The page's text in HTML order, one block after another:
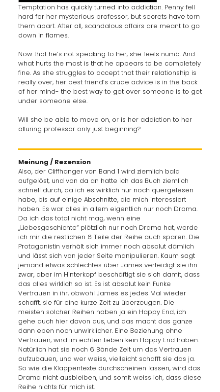
Temptation has quickly turned into addiction. Penny fell
hard for her mysterious professor, but secrets have torn
them apart. After all, scandalous affairs are meant to go
down in flames.
Now that he’s not speaking to her, she feels numb. And
what hurts the most is that he appears to be completely
fine. As she struggles to accept that their relationship is
really over, her best friend’s crude advice is in the back
of her mind- the best way to get over someone is to get
under someone else.
Will she be able to move on, or is her addiction to her
alluring professor only just beginning?
Meinung / Rezension
Also, der Cliffhanger von Band 1 wird ziemlich bald
aufgelöst, und von da an hatte ich das Buch ziemlich
schnell durch, da ich es wirklich nur noch quergelesen
habe, bis auf einige Abschnitte, die mich interessiert
haben. Es war alles in allem eigentlich nur noch Drama.
Da ich das total nicht mag, wenn eine
„Liebesgeschichte“ plötzlich nur noch Drama hat, werde
ich mir die restlichen 6 Teile der Reihe auch sparen. Die
Protagonistin verhält sich immer noch absolut dämlich
und lässt sich von jeder Seite manipulieren. Kaum sagt
jemand etwas schlechtes über James verteidigt sie ihn
zwar, aber im Hinterkopf beschäftigt sie sich damit, dass
das alles wirklich so ist. Es ist absolut kein Funke
Vertrauen in ihr, obwohl James es jedes Mal wieder
schafft, sie für eine kurze Zeit zu überzeugen. Die
meisten solcher Reihen haben ja ein Happy End, ich
gehe auch hier davon aus, und das macht das ganze
dann eben noch unwirklicher. Eine Beziehung ohne
Vertrauen, wird im echten Leben kein Happy End haben.
Natürlich hat sie noch 6 Bände Zeit um das Vertrauen
aufzubauen, und wer weiss, vielleicht schafft sie das ja.
So wie die Klappentexte durchscheinen lassen, wird das
Drama nicht ausbleiben, und somit weiss ich, dass diese
Reihe nichts für mich ist.